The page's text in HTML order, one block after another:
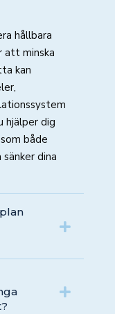
hållbara
att minska
kan
hjälper dig
både
dina